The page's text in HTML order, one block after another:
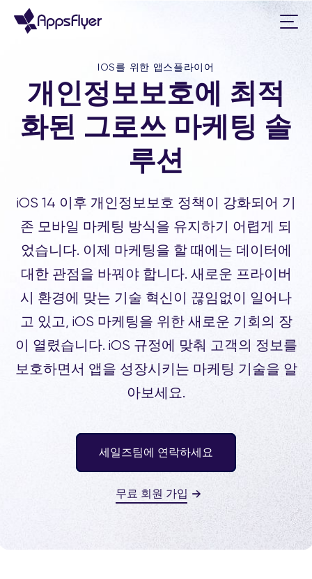
IOS를 위한 앱스플라이어
개인정보보호에 최적
화된 그로쓰 마케팅 솔
루션
iOS 14 이후 개인정보보호 정책이 강화되어 기
존 모바일 마케팅 방식을 유지하기 어렵게 되
었습니다. 이제 마케팅을 할 때에는 데이터에
대한 관점을 바꿔야 합니다. 새로운 프라이버
시 환경에 맞는 기술 혁신이 끊임없이 일어나
고 있고, iOS 마케팅을 위한 새로운 기회의 장
이 열렸습니다. iOS 규정에 맞춰 고객의 정보를
보호하면서 앱을 성장시키는 마케팅 기술을 알
아보세요.
세일즈팀에 연락하세요
무료 회원 가입